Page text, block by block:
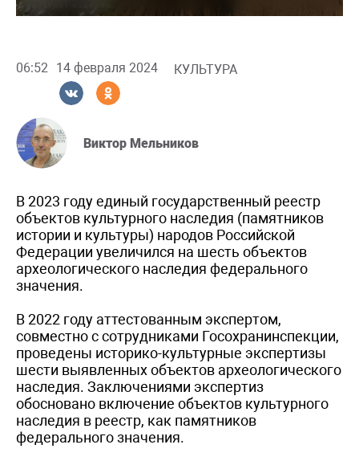
06:52 14 февраля 2024 КУЛЬТУРА
Виктор Мельников
В 2023 году единый государственный реестр
объектов культурного наследия (памятников
истории и культуры) народов Российской
Федерации увеличился на шесть объектов
археологического наследия федерального
значения.
В 2022 году аттестованным экспертом,
совместно с сотрудниками Госохранинспекции,
проведены историко-культурные экспертизы
шести выявленных объектов археологического
наследия. Заключениями экспертиз
обосновано включение объектов культурного
наследия в реестр, как памятников
федерального значения.